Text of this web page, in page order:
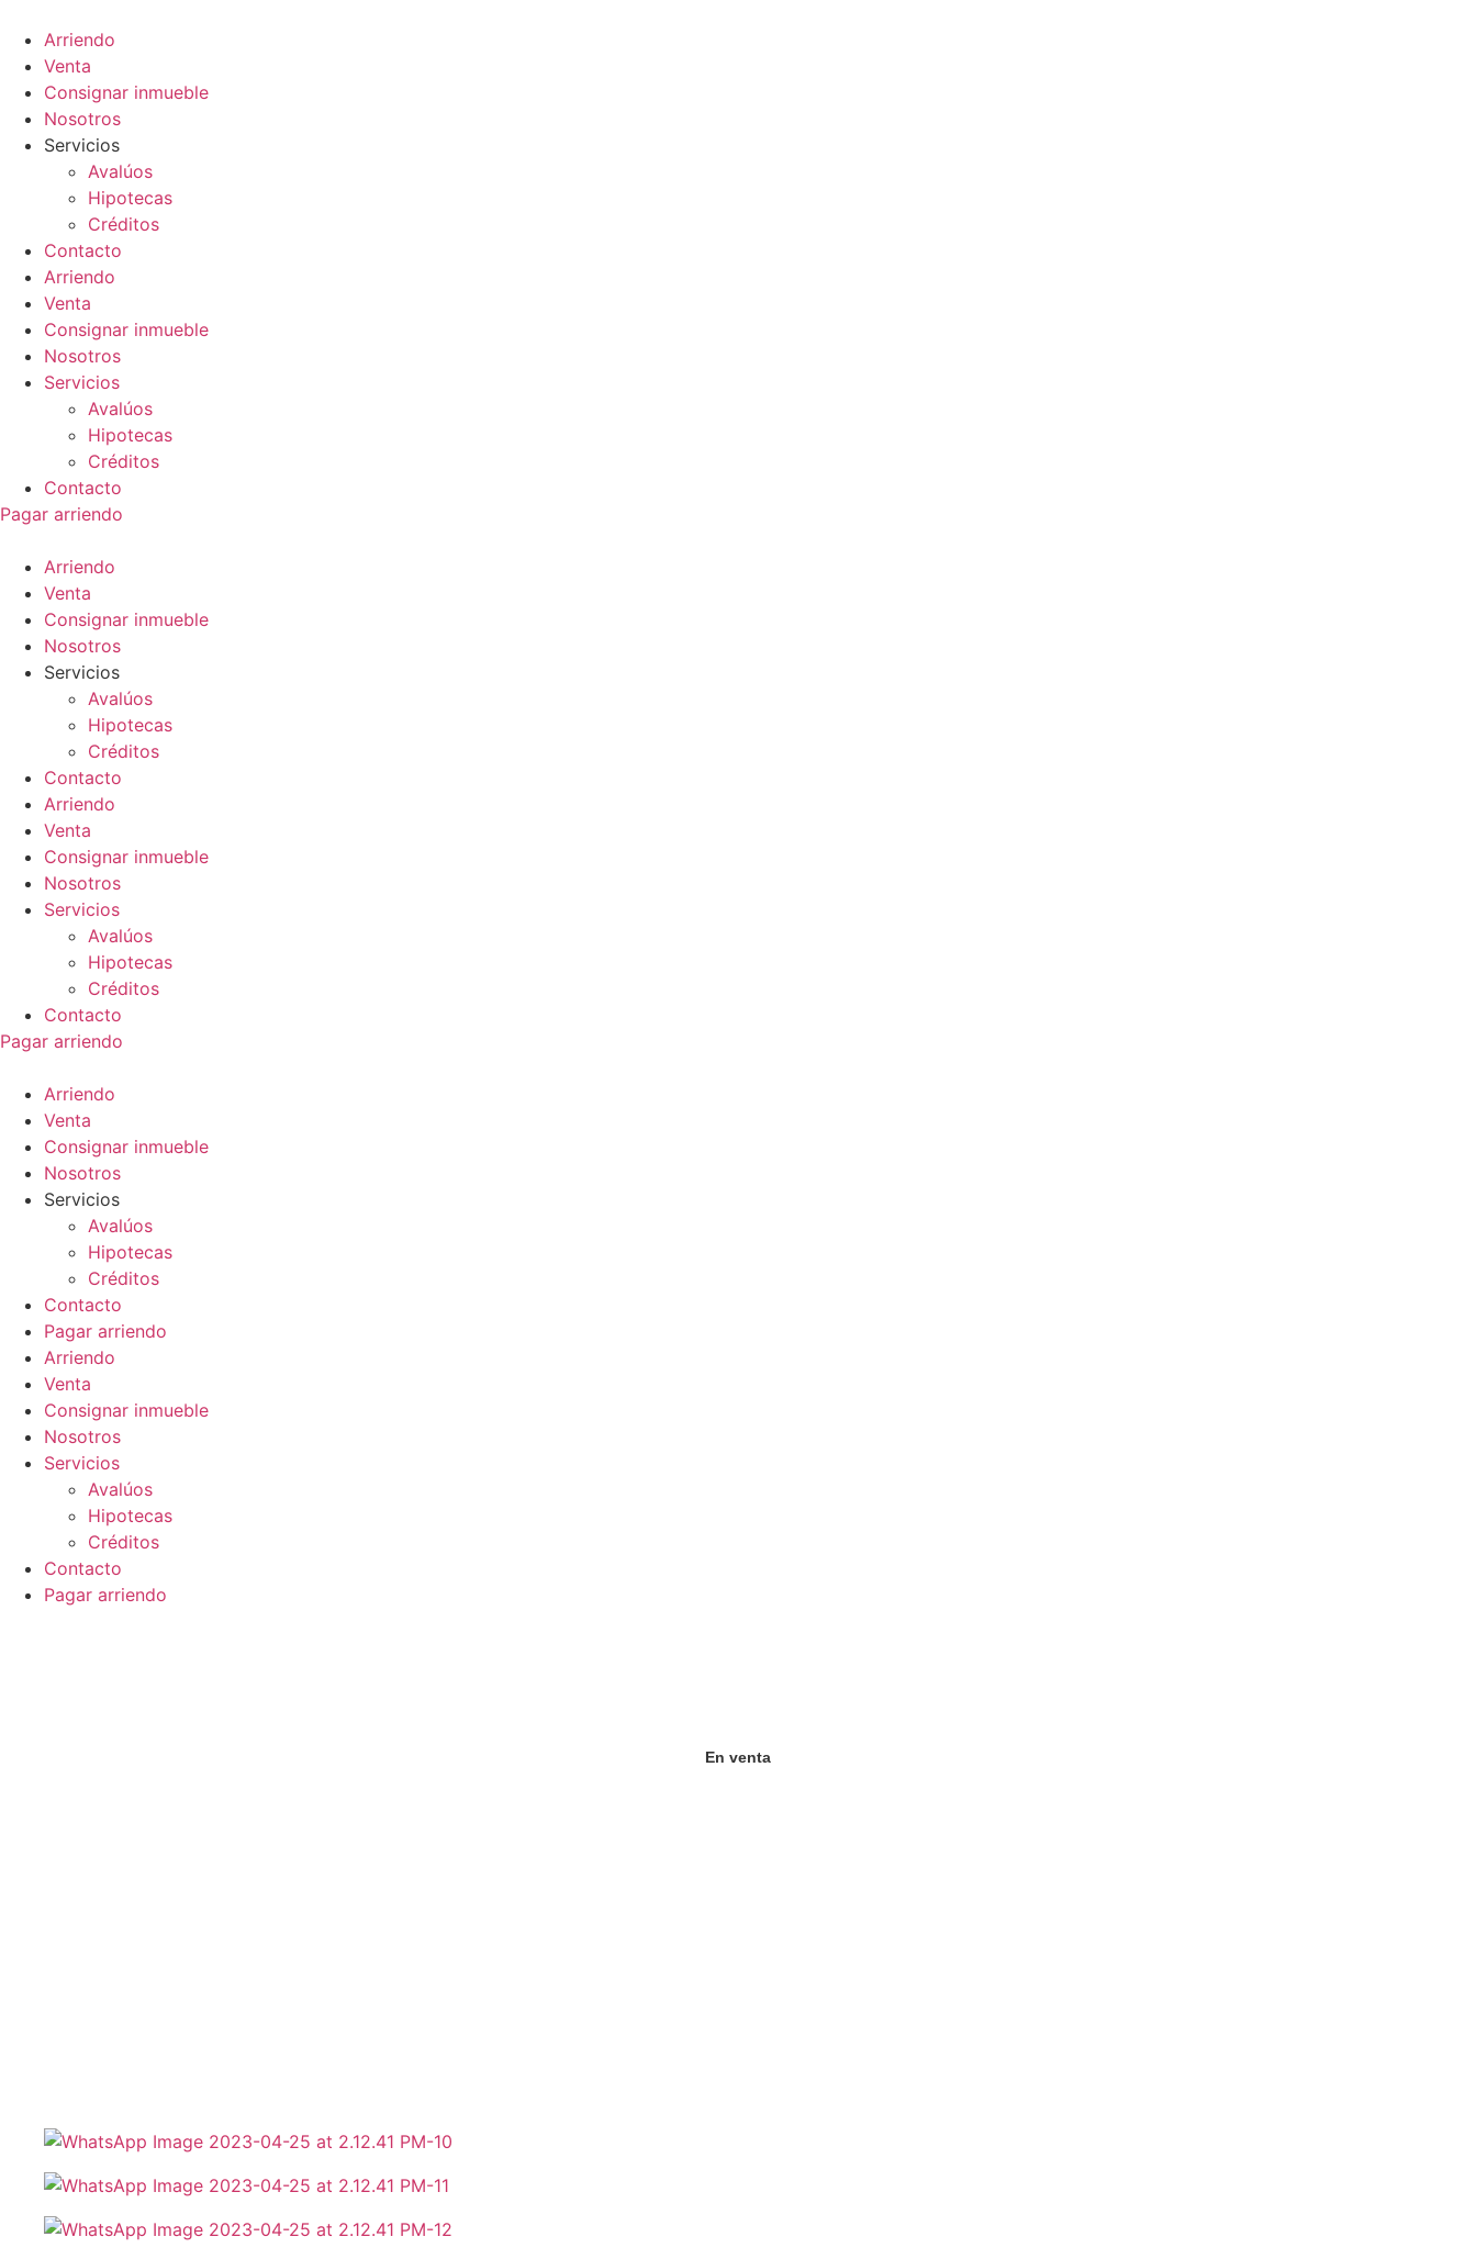
contenido
Arriendo
Venta
Consignar inmueble
Nosotros
Servicios
Avalúos
Hipotecas
Créditos
Contacto
Arriendo
Venta
Consignar inmueble
Nosotros
Servicios
Avalúos
Hipotecas
Créditos
Contacto
Pagar arriendo
Arriendo
Venta
Consignar inmueble
Nosotros
Servicios
Avalúos
Hipotecas
Créditos
Contacto
Arriendo
Venta
Consignar inmueble
Nosotros
Servicios
Avalúos
Hipotecas
Créditos
Contacto
Pagar arriendo
Arriendo
Venta
Consignar inmueble
Nosotros
Servicios
Avalúos
Hipotecas
Créditos
Contacto
Pagar arriendo
Arriendo
Venta
Consignar inmueble
Nosotros
Servicios
Avalúos
Hipotecas
Créditos
Contacto
Pagar arriendo
En venta